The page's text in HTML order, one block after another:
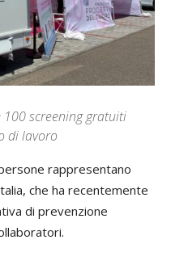
screening gratuiti
di lavoro
rappresentano
che ha recentemente
di prevenzione